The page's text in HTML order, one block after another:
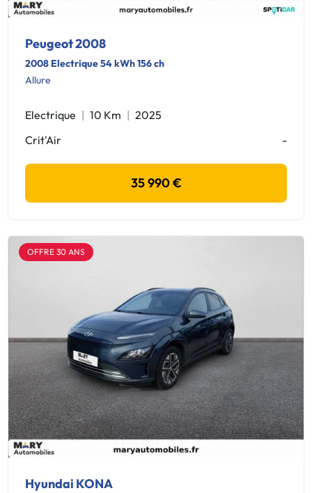
Peugeot 2008
2008 Electrique 54 kWh 156 ch
Allure
Electrique 10 Km
2025
Crit'Air
-
35 990 €
OFFRE 30 ANS
Hyundai KONA